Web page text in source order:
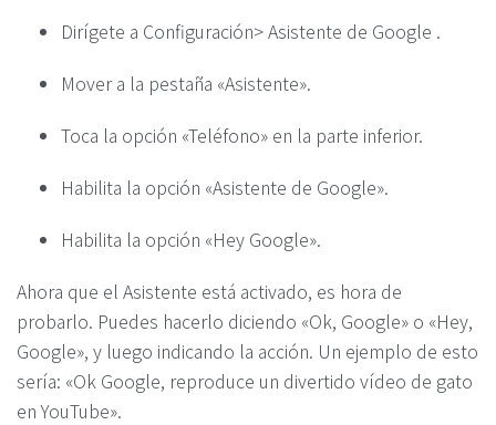
Dirígete a Configuración> Asistente de Google .
Mover a la pestaña «Asistente».
Toca la opción «Teléfono» en la parte inferior.
Habilita la opción «Asistente de Google».
Habilita la opción «Hey Google».
Ahora que el Asistente está activado, es hora de
probarlo. Puedes hacerlo diciendo «Ok, Google» o «Hey,
Google», y luego indicando la acción. Un ejemplo de esto
sería: «Ok Google, reproduce un divertido vídeo de gato
en YouTube».